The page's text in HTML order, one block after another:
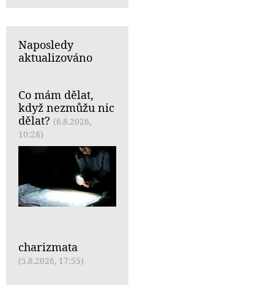
Naposledy
aktualizováno
Co mám dělat,
když nezmůžu nic
dělat? (6.8.2026,
10:28)
charizmata
(5.8.2026, 17:55)